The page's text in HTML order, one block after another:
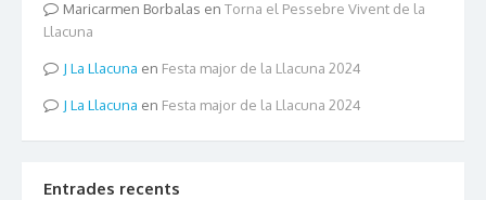
Maricarmen Borbalas en Torna el Pessebre Vivent de la
Llacuna
La Llacuna en Festa major de la Llacuna 2024
La Llacuna en Festa major de la Llacuna 2024
Entrades recents